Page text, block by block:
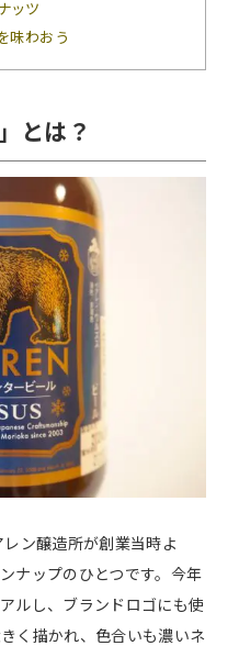
ッツ
味わおう
とは？
レン醸造所が創業当時よ
ナップのひとつです。今年
ルし、ブランドロゴにも使
く描かれ、色合いも濃いネ